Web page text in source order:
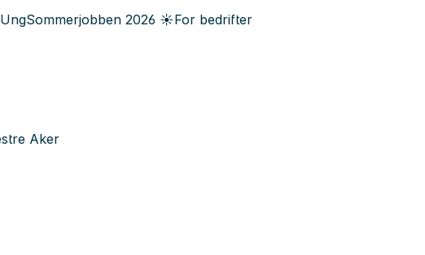
UngSommerjobben 2026 ☀️For bedrifter
Aker